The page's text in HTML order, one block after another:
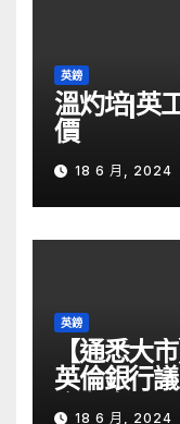
英鎊
溫灼培|英
價
18 6 月, 2024
英鎊
【通悉大
英倫銀行
金留意 –
18 6 月, 2024